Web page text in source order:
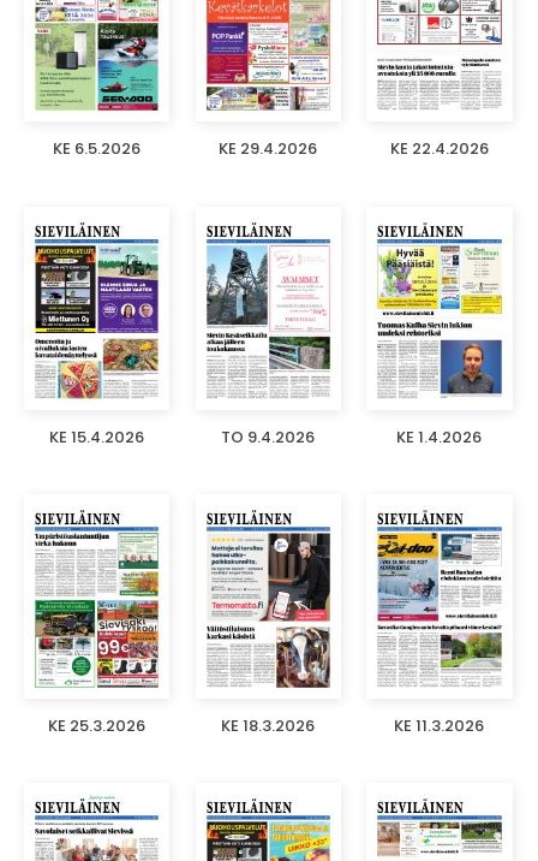
KE 6.5.2026 KE 29.4.2026 KE 22.4.2026
KE 15.4.2026 TO 9.4.2026 KE 1.4.2026
KE 25.3.2026 KE 18.3.2026 KE 11.3.2026